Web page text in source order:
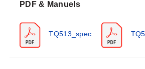
PDF & Manuels
TQ513_spec